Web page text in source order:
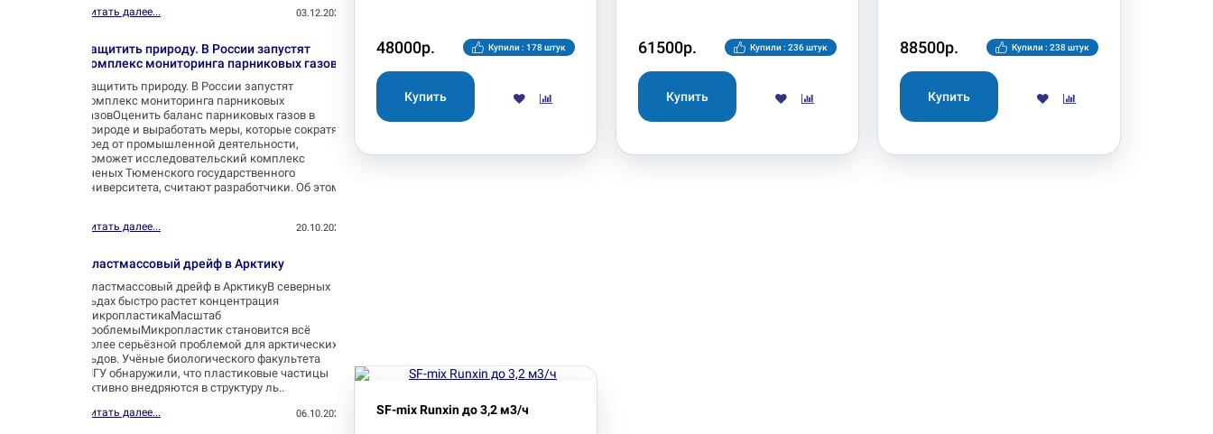
Читать далее... 03.12.2025
Защитить природу. В России запустят
комплекс мониторинга парниковых газов
Защитить природу. В России запустят
комплекс мониторинга парниковых
газовОценить баланс парниковых газов в
природе и выработать меры, которые сократят
вред от промышленной деятельности,
поможет исследовательский комплекс
ученых Тюменского государственного
университета, считают разработчики. Об этом
Читать далее... 20.10.2025
Пластмассовый дрейф в Арктику
Пластмассовый дрейф в АрктикуВ северных
льдах быстро растет концентрация
микропластикаМасштаб
проблемыМикропластик становится всё
более серьёзной проблемой для арктических
льдов. Учёные биологического факультета
МГУ обнаружили, что пластиковые частицы
активно внедряются в структуру ль..
Читать далее... 06.10.2025
48000р. Купили : 178 штук 61500р. Купили : 236 штук 88500р. Купили : 238 штук
SF-mix Runxin до 3,2 м3/ч